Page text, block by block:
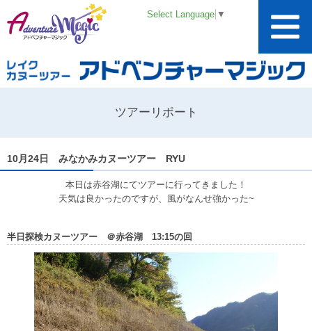
Select Language ▼
ツアーリポート
10月24日 みなかみカヌーツアー RYU
本日は赤谷湖にてツアーに行ってきました！
天気は良かったのですが、風がなんせ強かった~
半日探検カヌーツアー ＠赤谷湖 13:15の回